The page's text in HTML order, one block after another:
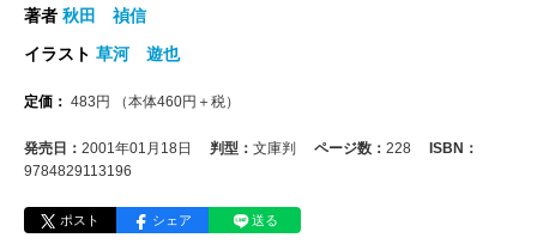
著者 秋田 禎信
イラスト 草河 遊也
定価： 483 円 （本体460円＋税）
発売日： 2001年01月18日 判型： 文庫判 ページ数： 228
ISBN：
9784829113196
ポスト シェア 送る